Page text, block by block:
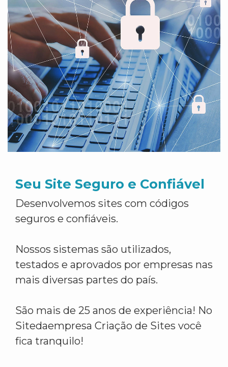
Seu Site Seguro e Confiável
Desenvolvemos sites com códigos
seguros e confiáveis.
Nossos sistemas são utilizados,
testados e aprovados por empresas nas
mais diversas partes do país.
São mais de 25 anos de experiência! No
Sitedaempresa Criação de Sites você
fica tranquilo!